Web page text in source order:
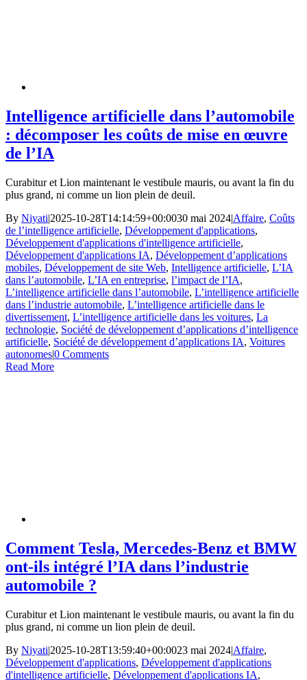
Intelligence artificielle dans l’automobile
: décomposer les coûts de mise en œuvre
de l’IA
Curabitur et Lion maintenant le vestibule mauris, ou avant la fin du
plus grand, ni comme un lion plein de deuil.
By Niyati|2025-10-28T14:14:59+00:0030 mai 2024|Affaire, Coûts
de l’intelligence artificielle, Développement d'applications,
Développement d'applications d'intelligence artificielle,
Développement d'applications IA, Développement d’applications
mobiles, Développement de site Web, Intelligence artificielle, L’IA
dans l’automobile, L’IA en entreprise, l’impact de l’IA,
L’intelligence artificielle dans l’automobile, L’intelligence artificielle
dans l’industrie automobile, L’intelligence artificielle dans le
divertissement, L’intelligence artificielle dans les voitures, La
technologie, Société de développement d’applications d’intelligence
artificielle, Société de développement d’applications IA, Voitures
autonomes|0 Comments
Read More
Comment Tesla, Mercedes-Benz et BMW
ont-ils intégré l’IA dans l’industrie
automobile ?
Curabitur et Lion maintenant le vestibule mauris, ou avant la fin du
plus grand, ni comme un lion plein de deuil.
By Niyati|2025-10-28T13:59:40+00:0023 mai 2024|Affaire,
Développement d'applications, Développement d'applications
d'intelligence artificielle, Développement d'applications IA,